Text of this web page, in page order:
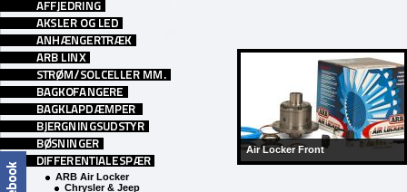
ARB Air Locker
Chrysler & Jeep
Air Locker Front